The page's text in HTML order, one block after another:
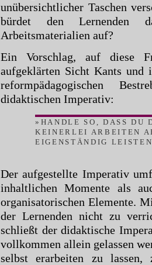
unübersichtlicher Taschen
bürdet den Lernenden
Arbeitsmaterialien auf?
Ein Vorschlag, auf diese
aufgeklärten Sicht Kants
reformpädagogischen
didaktischen Imperativ:
»HANDLE SO, DASS DU
KEINERLEI ARBEITEN
EIGENSTÄNDIG
Der aufgestellte Imperativ
inhaltlichen Momente als
organisatorischen Elemente.
der Lernenden nicht zu
schließt der didaktische
vollkommen allein gelassen
selbst erarbeiten zu